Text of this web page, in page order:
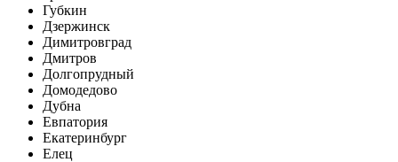
Губкин
Дзержинск
Димитровград
Дмитров
Долгопрудный
Домодедово
Дубна
Евпатория
Екатеринбург
Елец